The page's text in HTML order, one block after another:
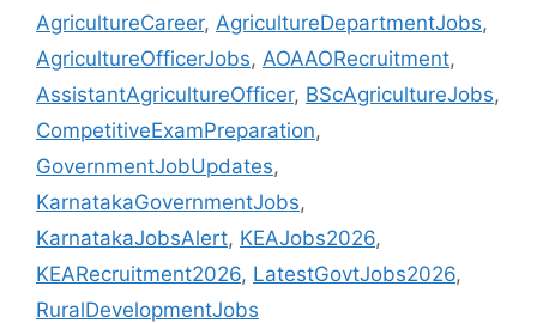
AgricultureCareer, AgricultureDepartmentJobs,
AgricultureOfficerJobs, AOAAORecruitment,
AssistantAgricultureOfficer, BScAgricultureJobs,
CompetitiveExamPreparation,
GovernmentJobUpdates,
KarnatakaGovernmentJobs,
KarnatakaJobsAlert, KEAJobs2026,
KEARecruitment2026, LatestGovtJobs2026,
RuralDevelopmentJobs